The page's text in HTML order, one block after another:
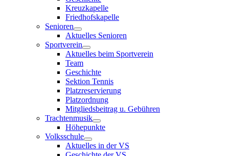
Kreuzkapelle
Friedhofskapelle
Senioren
Aktuelles Senioren
Sportverein
Aktuelles beim Sportverein
Team
Geschichte
Sektion Tennis
Platzreservierung
Platzordnung
Mitgliedsbeitrag u. Gebühren
Trachtenmusik
Höhepunkte
Volksschule
Aktuelles in der VS